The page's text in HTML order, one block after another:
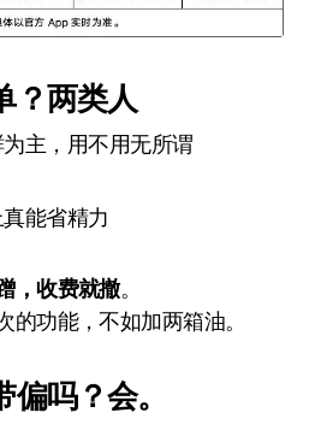
？两类人
主，用不用无所谓
能省精力
，收费就撤。
功能，不如加两箱油。
吗？会。